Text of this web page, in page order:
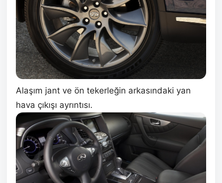
Alaşım jant ve ön tekerleğin arkasındaki yan
hava çıkışı ayrıntısı.